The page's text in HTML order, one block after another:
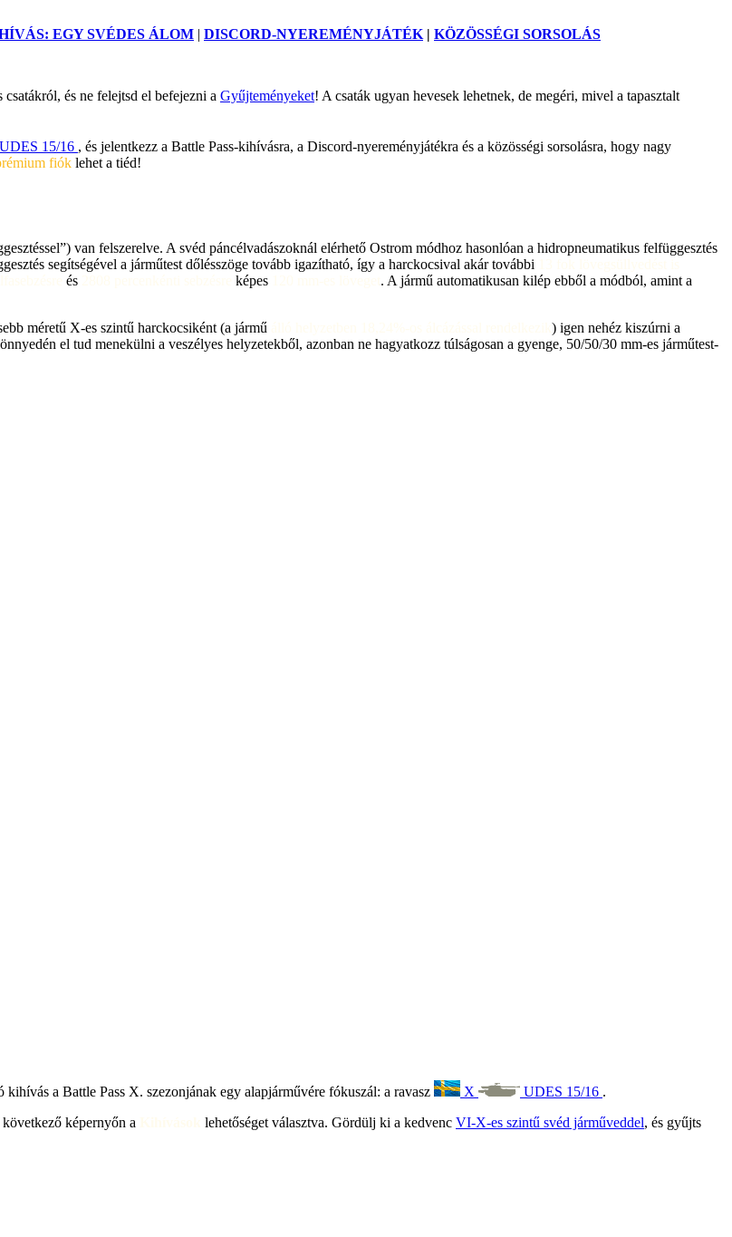
EGY SVÉDES ÁLOM | DISCORD-NYEREMÉNYJÁTÉK | KÖZÖSSÉGI SORSOLÁS
és ne felejtsd el befejezni a Gyűjteményeket! A csaták ugyan hevesek lehetnek, de megéri, mivel a tapasztalt
UDES 15/16 , és jelentkezz a Battle Pass-kihívásra, a Discord-nyereményjátékra és a közösségi sorsolásra, hogy nagy
fiók lehet a tiéd!
van felszerelve. A svéd páncélvadászoknál elérhető Ostrom módhoz hasonlóan a hidropneumatikus felfüggesztés
segítségével a járműtest dőlésszöge tovább igazítható, így a harckocsival akár további
és képes
. A jármű automatikusan kilép ebből a módból, amint a
méretű X-es szintű harckocsiként (a jármű
) igen nehéz kiszúrni a
el tud menekülni a veszélyes helyzetekből, azonban ne hagyatkozz túlságosan a gyenge, 50/50/30 mm-es járműtest-
a Battle Pass X. szezonjának egy alapjárművére fókuszál: a ravasz X UDES 15/16 .
következő képernyőn a lehetőséget választva. Gördülj ki a kedvenc VI-X-es szintű svéd járműveddel, és gyűjts